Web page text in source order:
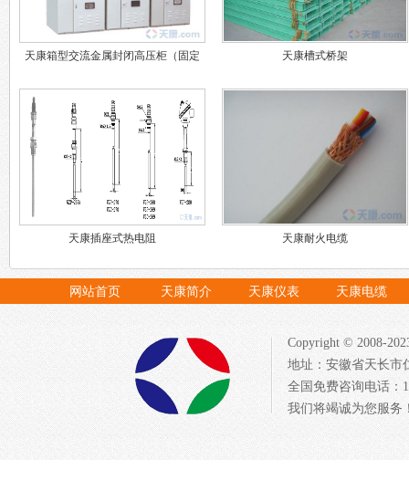
天康箱型交流金属封闭高压柜（固定
天康槽式桥架
天康插座式热电阻 天康耐火电缆
网站首页 天康简介 天康仪表 天康电缆
Copyright © 2008-
地址：安徽省天长市
全国免费咨询电话：
我们将竭诚为您服务